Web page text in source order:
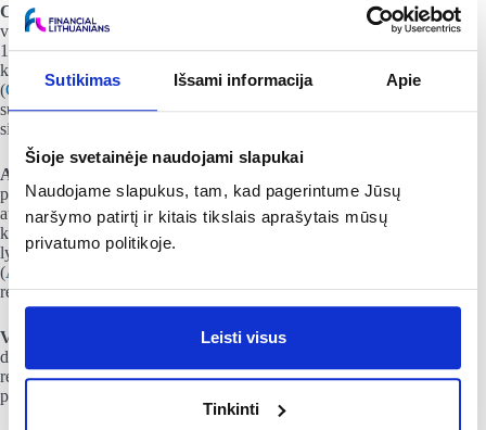
Sutikimas Išsami informacija Apie
Šioje svetainėje naudojami slapukai
Naudojame slapukus, tam, kad pagerintume Jūsų
naršymo patirtį ir kitais tikslais aprašytais mūsų
privatumo politikoje.
Leisti visus
Tinkinti
CNN „Fear & Greed” indeksas.
Tai sudėtinis rodiklis,
vertinantis rinkos emocijas skalėje nuo 0 (didžiulė baimė) iki
100 (didžiulis godumas) pagal septynis komponentus, tokius
kaip kainų pagreitis, svyravimas ir saugaus turto paklausa
(CNN ). „Contrarian” logika: kraštutinė baimė dažnai sutampa
su pirkimo galimybėmis, o kraštutinis godumas, su atsargumo
signalu.
AAII investuotojų nuotaikų apklausa.
privačių investuotojų apklausa apie tai, ar jie tikisi rinkos
augimo per artimiausius 6 mėnesius. Ji jau seniai naudojama
kaip „contrarian” rodiklis: kai optimizmas pasiekia kraštutinį
lygį, rinka dažniau būna arti viršūnės, o ne tolesnio augimo
(AAII
reikšmių, o ne kasdienio svyravimo.
Vertinimo rodikliai.
Žemas kainos ir pelno (P/E) santykis,
didelė dividendų grąža ar žema kainos ir balansinės vertės
reikšmė padeda atskirti, ar pigumą lemia emocijos, ar realiai
prastesnis verslas.